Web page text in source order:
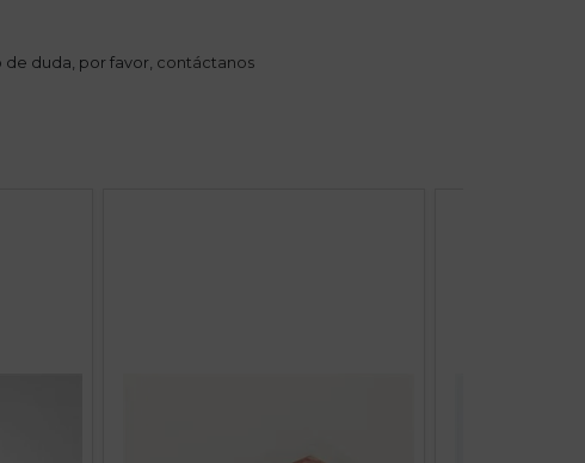
duda, por favor, contáctanos